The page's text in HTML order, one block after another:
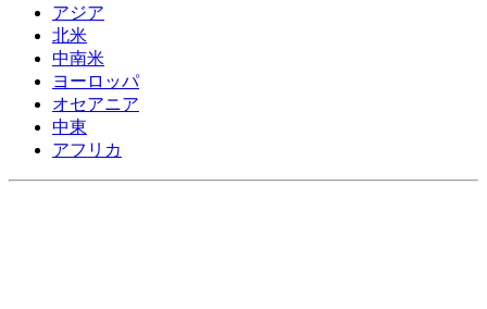
アジア
北米
中南米
ヨーロッパ
オセアニア
中東
アフリカ